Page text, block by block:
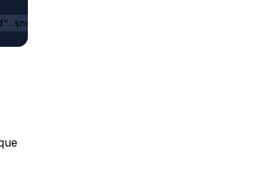
snap